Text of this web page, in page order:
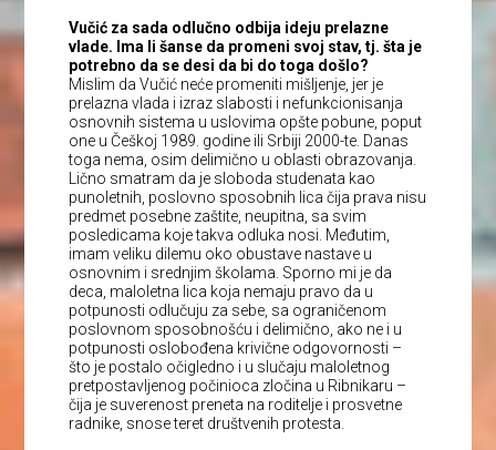
Vučić za sada odlučno odbija ideju prelazne
vlade. Ima li šanse da promeni svoj stav, tj. šta je
potrebno da se desi da bi do toga došlo?
Mislim da Vučić neće promeniti mišljenje, jer je
prelazna vlada i izraz slabosti i nefunkcionisanja
osnovnih sistema u uslovima opšte pobune, poput
one u Češkoj 1989. godine ili Srbiji 2000-te. Danas
toga nema, osim delimično u oblasti obrazovanja.
Lično smatram da je sloboda studenata kao
punoletnih, poslovno sposobnih lica čija prava nisu
predmet posebne zaštite, neupitna, sa svim
posledicama koje takva odluka nosi. Međutim,
imam veliku dilemu oko obustave nastave u
osnovnim i srednjim školama. Sporno mi je da
deca, maloletna lica koja nemaju pravo da u
potpunosti odlučuju za sebe, sa ograničenom
poslovnom sposobnošću i delimično, ako ne i u
potpunosti oslobođena krivične odgovornosti –
što je postalo očigledno i u slučaju maloletnog
pretpostavljenog počinioca zločina u Ribnikaru –
čija je suverenost preneta na roditelje i prosvetne
radnike, snose teret društvenih protesta.